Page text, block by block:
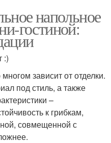
напольное
гостиной:
:)
зависит от отделки.
под стиль, а также
–
к грибкам,
совмещенной с